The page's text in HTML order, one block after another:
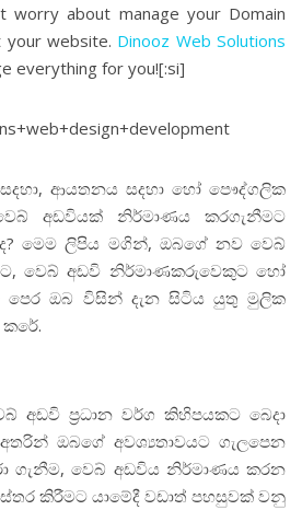
worry about manage your Domain
your website. Dinooz Web Solutions
everything for you![:si]
සදහා, ආයතනය සදහා හෝ පෞද්ගලික
අඩවියක් නිර්මාණය කරගැනීමට
මෙම ලිපිය මගින්, ඔබගේ නව වෙබ්
වෙබ් අඩවි නිර්මාණකරුවෙකුට හෝ
පෙර ඔබ විසින් දැන සිටිය යුතු මුලික
අඩවි ප්‍රධාන වර්ග කිහිපයකට බෙදා
ඔබගේ අවශ්‍යතාවයට ගැලපෙන
ගැනීම, වෙබ් අඩවිය නිර්මාණය කරන
කිරීමට යාමේදී වඩාත් පහසුවක් වනු